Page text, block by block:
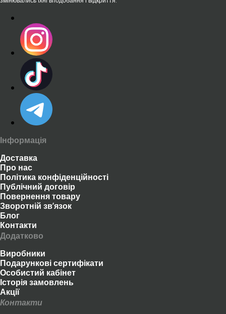
Інформація
Доставка
Про нас
Політика конфіденційності
Публічний договір
Повернення товару
Зворотній зв’язок
Блог
Контакти
Додатково
Виробники
Подарункові сертифікати
Особистий кабінет
Історія замовлень
Акції
Контакти